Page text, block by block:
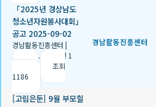
「2025년 경상남도
청소년자원봉사대회」
공고 2025-09-02
경남활동진흥센터 |
2025.09.06
추천 1
조회
1186
경남활동진흥센터
[고립은둔] 9월 부모힐